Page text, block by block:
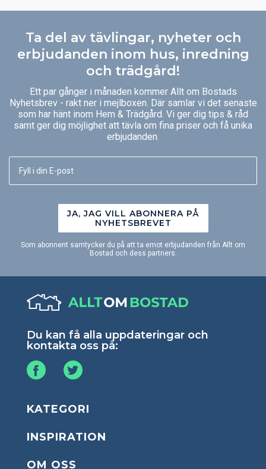
Ta del av tävlingar, nyheter och
erbjudanden inom hus, inredning
och trädgård!
Ett par gånger i månaden kommer Allt om Bostads
Nyhetsbrev - rakt ner i mejlboxen. Där samlar vi det senaste
som har hänt inom Hem & Trädgård. Vi ger dig tips & råd
samt ger dig möjlighet att tävla om fina priser och få unika
erbjudanden.
JA, JAG VILL ABONNERA PÅ
NYHETSBREVET
Som abonnent samtycker du på att ta emot erbjudanden från Allt om
Bostad och dess partners.
Du kan få alla uppdateringar och
kontakta oss på:
KATEGORI
INSPIRATION
OM OSS